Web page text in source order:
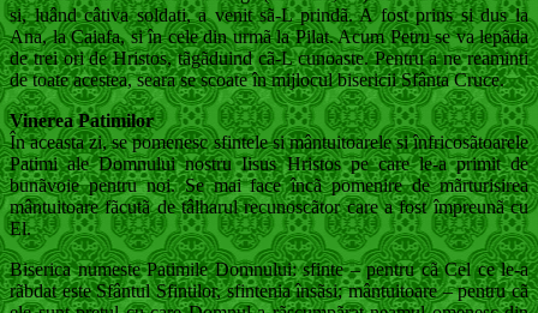
si, luând câtiva soldati, a venit sã-L prindã. A fost prins si dus la
Ana, la Caiafa, si în cele din urmã la Pilat. Acum Petru se va lepãda
de trei ori de Hristos, tãgãduind cã-L cunoaste. Pentru a ne reaminti
de toate acestea, seara se scoate în mijlocul bisericii Sfânta Cruce.
Vinerea Patimilor
În aceasta zi, se pomenesc sfintele si mântuitoarele si înfricosãtoarele
Patimi ale Domnului nostru Iisus Hristos pe care le-a primit de
bunãvoie pentru noi. Se mai face încã pomenire de mãrturisirea
mântuitoare fãcutã de tâlharul recunoscãtor care a fost împreunã cu
El.
Biserica numeste Patimile Domnului: sfinte – pentru cã Cel ce le-a
rãbdat este Sfântul Sfintilor, sfintenia însãsi; mântuitoare – pentru cã